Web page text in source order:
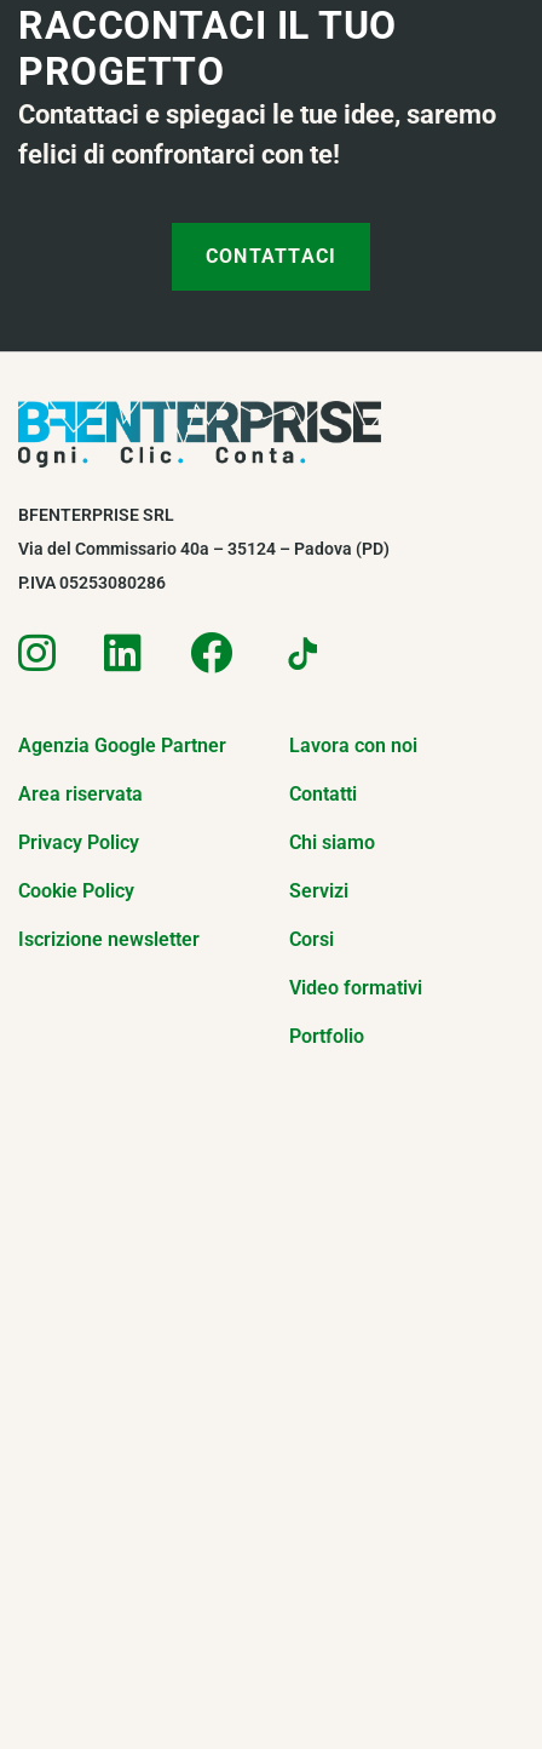
RACCONTACI IL TUO
PROGETTO
Contattaci e spiegaci le tue idee, saremo
felici di confrontarci con te!
CONTATTACI
BFENTERPRISE SRL
Via del Commissario 40a – 35124 – Padova (PD)
P.IVA 05253080286
Agenzia Google Partner
Area riservata
Privacy Policy
Cookie Policy
Iscrizione newsletter
Lavora con noi
Contatti
Chi siamo
Servizi
Corsi
Video formativi
Portfolio